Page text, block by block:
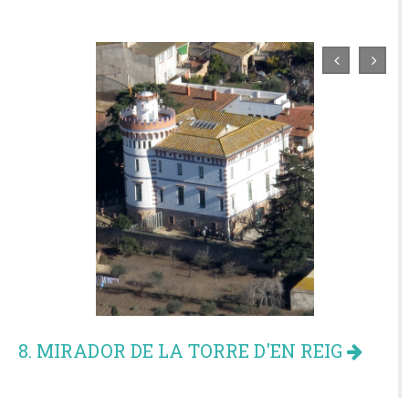
8. MIRADOR DE LA TORRE D'EN REIG